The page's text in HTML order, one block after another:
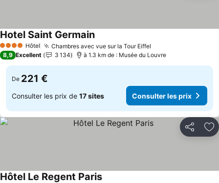
4 Étoiles Hôtel Chambres avec vue sur la Tour Eiffel
Hotel Saint Germain
8,9 Excellent 3 134 à 1.3 km de : Musée du Louvre
De 221 €
Consulter les prix de 17 sites Consulter les prix
Partager
Hôtel Le Regent Paris